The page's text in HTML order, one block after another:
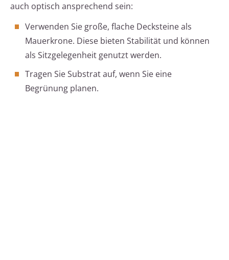
auch optisch ansprechend sein:
Verwenden Sie große, flache Decksteine als
Mauerkrone. Diese bieten Stabilität und können
als Sitzgelegenheit genutzt werden.
Tragen Sie Substrat auf, wenn Sie eine
Begrünung planen.